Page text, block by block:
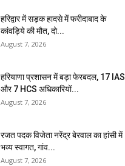
हरिद्वार में सड़क हादसे में फरीदाबाद के
कांवड़िये की मौत, दो...
August 7, 2026
हरियाणा प्रशासन में बड़ा फेरबदल, 17 IAS
और 7 HCS अधिकारियों...
August 7, 2026
रजत पदक विजेता नरेंद्र बेरवाल का हांसी में
भव्य स्वागत, गांव...
August 7, 2026